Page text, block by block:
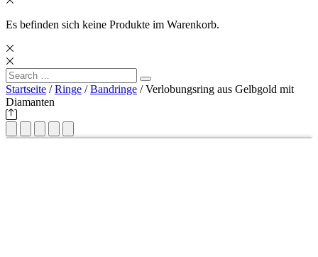
Es befinden sich keine Produkte im Warenkorb.
Search
for:
Search
Startseite /Ringe /Bandringe / Verlobungsring aus Gelbgold mit
Diamanten